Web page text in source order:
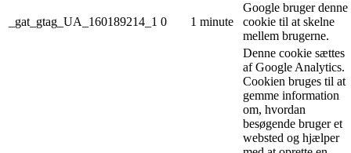
_gat_gtag_UA_160189214_1 0 1 minute
Google bruger denne
cookie til at skelne
mellem brugerne.
Denne cookie sættes
af Google Analytics.
Cookien bruges til at
gemme information
om, hvordan
besøgende bruger et
websted og hjælper